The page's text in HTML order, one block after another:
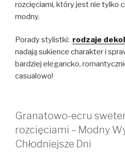
rozcięciami, który jest nie tylko
modny.
Porady stylistki: rodzaje
nadają sukience charakter i
bardziej elegancko,
casualowo!
Granatowo-ecru
rozcięciami – Modny
Chłodniejsze Dni